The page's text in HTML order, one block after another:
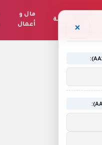
رياضة
مال و
أعمال
×